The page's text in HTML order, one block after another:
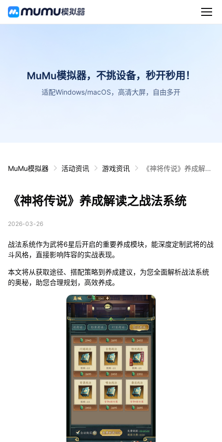
MuMu模拟器，不挑设备，秒开秒用！
适配Windows/macOS，高清大屏，自由多开
MuMu模拟器 活动资讯 游戏资讯
《神将传说》养成解读
《神将传说》养成解读之战法系统
2026-03-26
战法系统作为武将6星后开启的重要养成模块，能深度定制武将的战
斗风格，直接影响阵容的实战表现。
本文将从获取途径、搭配策略到养成建议，为您全面解析战法系统
的奥秘，助您合理规划，高效养成。